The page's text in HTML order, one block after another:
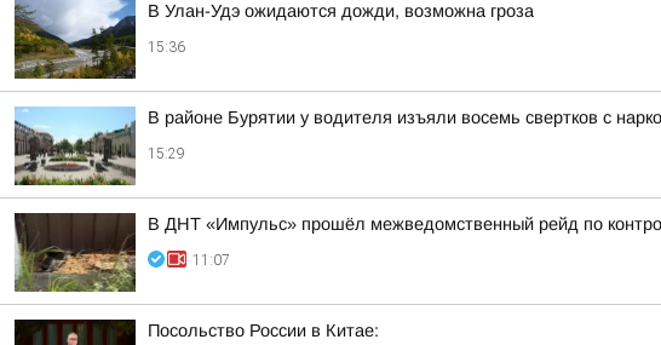
В Улан-Удэ ожидаются дожди, возможна гроза
15:36
В районе Бурятии у водителя изъяли восемь свертков с
15:29
В ДНТ «Импульс» прошёл межведомственный рейд по
11:07
Посольство России в Китае: